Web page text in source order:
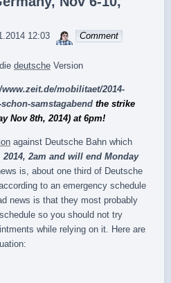
12:03 sebrem
Comment
deutscheVersion
mobilitaet/2014-
samstagabend the strike
Nov 8th, 2014) at 6pm!
against Deutsche Bahn which
2am and will end Monday
is, about one third of Deutsche
to an emergency schedule
news is that they most probably
so you should not try
while relying on it. Here are